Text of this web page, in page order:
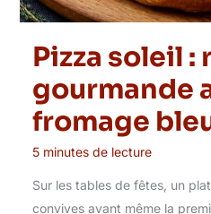
Pizza soleil :
gourmande
fromage
5 minutes de lecture
Sur les tables de fêtes, un
convives avant même la